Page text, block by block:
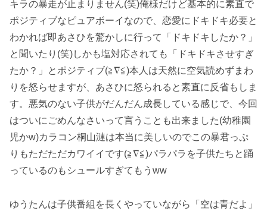
キラの暴走が止まりません(笑)俺様だけど基本的に素直で
ポジティブなピュアボーイなので、恋愛にドキドキ必要と
わかれば即あさひを驚かしに行って「ドキドキしたか？」
と聞いたり(笑)しかも塩対応されても「ドキドキさせすぎ
たか？」とポジティブ(≧∇≦)本人は天然に空気読めずまわ
りを怒らせますが、あさひに怒られると素直に反省もしま
す。悪気のない子供がだんだん成長している感じで、今回
はついにごめんなさいって言うことも出来ました(幼稚園
児かw)カラコン桐山漣は本当に美しいのでこの暴君っぷ
りもただただカワイイです(≧∇≦)パラパラを子供たちと踊
っているのもシュールすぎてもうww
ゆうたんは子供番組を長くやっていながら「空は青だよ」